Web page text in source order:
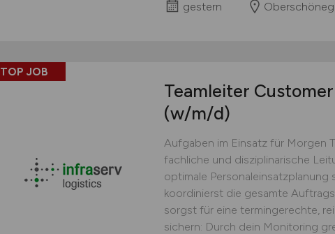
gestern
TOP JOB
Teamleiter
(w/m/d)
Aufgaben im Einsatz für Morgen
fachliche und disziplinarische
optimale Personaleinsatzplanung
koordinierst die gesamte
sorgst für eine termingerechte,
sichern: Durch dein Monitoring